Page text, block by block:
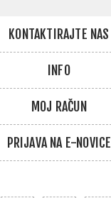
KONTAKTIRAJTE NAS
INFO
MOJ RAČUN
PRIJAVA NA E-NOVICE